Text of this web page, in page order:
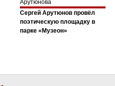
Сергей Арутюнов провёл
поэтическую площадку в
парке «Музеон»